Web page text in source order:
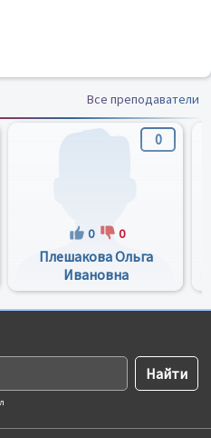
Все преподаватели
0
0 0
Плешакова Ольга
Ивановна